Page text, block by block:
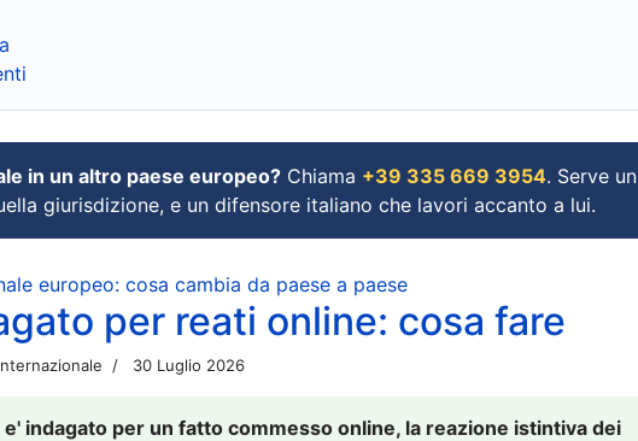
in un altro paese europeo? Chiama +39 335 669 3954. Serve un
giurisdizione, e un difensore italiano che lavori accanto a lui.
europeo: cosa cambia da paese a paese
per reati online: cosa fare
30 Luglio 2026
indagato per un fatto commesso online, la reazione istintiva dei